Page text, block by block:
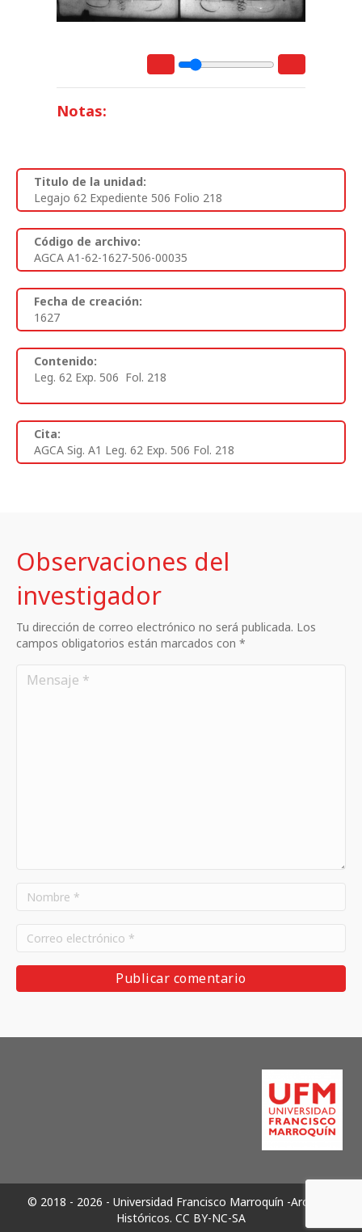
Notas:
Titulo de la unidad:
Legajo 62 Expediente 506 Folio 218
Código de archivo:
AGCA A1-62-1627-506-00035
Fecha de creación:
1627
Contenido:
Leg. 62 Exp. 506 Fol. 218
Cita:
AGCA Sig. A1 Leg. 62 Exp. 506 Fol. 218
Observaciones del
investigador
Tu dirección de correo electrónico no será publicada. Los
campos obligatorios están marcados con *
© 2018 - 2026 - Universidad Francisco Marroquín -Archivos
Históricos. CC BY-NC-SA